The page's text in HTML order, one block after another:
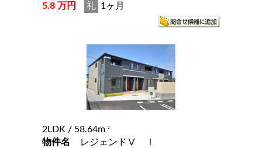
5.8 万円 礼 1ヶ月
2LDK / 58.64m 2
物件名
レジェンドⅤ Ⅰ